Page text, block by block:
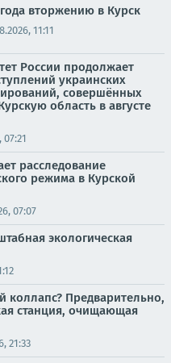
вторжению в Курск
11:11
России продолжает
украинских
совершённых
область в августе
07:21
расследование
режима в Курской
07:07
экологическая
коллапс? Предварительно,
станция, очищающая
21:33